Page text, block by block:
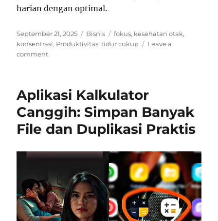
harian dengan optimal.
Posted
on
September 21, 2025 Categories
Bisnis Tags
fokus, kesehatan otak,
konsentrasi, Produktivitas,tidur cukup
Leave a
commenton
untuk
Menjaga
Konsentrasi
Aplikasi Kalkulator
Canggih: Simpan Banyak
File dan Duplikasi Praktis